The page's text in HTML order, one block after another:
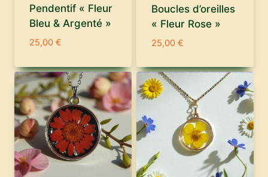
Pendentif « Fleur
Bleu & Argenté »
25,00 €
Boucles d’oreilles
« Fleur Rose »
25,00 €